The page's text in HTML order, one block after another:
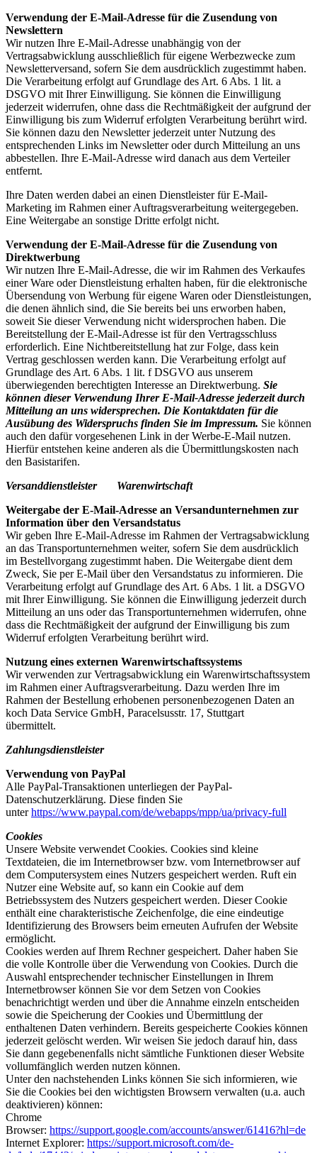
Verwendung der E-Mail-Adresse für die Zusendung von
Newslettern
Wir nutzen Ihre E-Mail-Adresse unabhängig von der
Vertragsabwicklung ausschließlich für eigene Werbezwecke zum
Newsletterversand, sofern Sie dem ausdrücklich zugestimmt haben.
Die Verarbeitung erfolgt auf Grundlage des Art. 6 Abs. 1 lit. a
DSGVO mit Ihrer Einwilligung. Sie können die Einwilligung
jederzeit widerrufen, ohne dass die Rechtmäßigkeit der aufgrund der
Einwilligung bis zum Widerruf erfolgten Verarbeitung berührt wird.
Sie können dazu den Newsletter jederzeit unter Nutzung des
entsprechenden Links im Newsletter oder durch Mitteilung an uns
abbestellen. Ihre E-Mail-Adresse wird danach aus dem Verteiler
entfernt.
Ihre Daten werden dabei an einen Dienstleister für E-Mail-
Marketing im Rahmen einer Auftragsverarbeitung weitergegeben.
Eine Weitergabe an sonstige Dritte erfolgt nicht.
Verwendung der E-Mail-Adresse für die Zusendung von
Direktwerbung
Wir nutzen Ihre E-Mail-Adresse, die wir im Rahmen des Verkaufes
einer Ware oder Dienstleistung erhalten haben, für die elektronische
Übersendung von Werbung für eigene Waren oder Dienstleistungen,
die denen ähnlich sind, die Sie bereits bei uns erworben haben,
soweit Sie dieser Verwendung nicht widersprochen haben. Die
Bereitstellung der E-Mail-Adresse ist für den Vertragsschluss
erforderlich. Eine Nichtbereitstellung hat zur Folge, dass kein
Vertrag geschlossen werden kann. Die Verarbeitung erfolgt auf
Grundlage des Art. 6 Abs. 1 lit. f DSGVO aus unserem
überwiegenden berechtigten Interesse an Direktwerbung. Sie
können dieser Verwendung Ihrer E-Mail-Adresse jederzeit durch
Mitteilung an uns widersprechen. Die Kontaktdaten für die
Ausübung des Widerspruchs finden Sie im Impressum. Sie können
auch den dafür vorgesehenen Link in der Werbe-E-Mail nutzen.
Hierfür entstehen keine anderen als die Übermittlungskosten nach
den Basistarifen.
Versanddienstleister Warenwirtschaft
Weitergabe der E-Mail-Adresse an Versandunternehmen zur
Information über den Versandstatus
Wir geben Ihre E-Mail-Adresse im Rahmen der Vertragsabwicklung
an das Transportunternehmen weiter, sofern Sie dem ausdrücklich
im Bestellvorgang zugestimmt haben. Die Weitergabe dient dem
Zweck, Sie per E-Mail über den Versandstatus zu informieren. Die
Verarbeitung erfolgt auf Grundlage des Art. 6 Abs. 1 lit. a DSGVO
mit Ihrer Einwilligung. Sie können die Einwilligung jederzeit durch
Mitteilung an uns oder das Transportunternehmen widerrufen, ohne
dass die Rechtmäßigkeit der aufgrund der Einwilligung bis zum
Widerruf erfolgten Verarbeitung berührt wird.
Nutzung eines externen Warenwirtschaftssystems
Wir verwenden zur Vertragsabwicklung ein Warenwirtschaftssystem
im Rahmen einer Auftragsverarbeitung. Dazu werden Ihre im
Rahmen der Bestellung erhobenen personenbezogenen Daten an
koch Data Service GmbH, Paracelsusstr. 17, Stuttgart
übermittelt.
Zahlungsdienstleister
Verwendung von PayPal
Alle PayPal-Transaktionen unterliegen der PayPal-
Datenschutzerklärung. Diese finden Sie
unterhttps://www.paypal.com/de/webapps/mpp/ua/privacy-full
Cookies
Unsere Website verwendet Cookies. Cookies sind kleine
Textdateien, die im Internetbrowser bzw. vom Internetbrowser auf
dem Computersystem eines Nutzers gespeichert werden. Ruft ein
Nutzer eine Website auf, so kann ein Cookie auf dem
Betriebssystem des Nutzers gespeichert werden. Dieser Cookie
enthält eine charakteristische Zeichenfolge, die eine eindeutige
Identifizierung des Browsers beim erneuten Aufrufen der Website
ermöglicht.
Cookies werden auf Ihrem Rechner gespeichert. Daher haben Sie
die volle Kontrolle über die Verwendung von Cookies. Durch die
Auswahl entsprechender technischer Einstellungen in Ihrem
Internetbrowser können Sie vor dem Setzen von Cookies
benachrichtigt werden und über die Annahme einzeln entscheiden
sowie die Speicherung der Cookies und Übermittlung der
enthaltenen Daten verhindern. Bereits gespeicherte Cookies können
jederzeit gelöscht werden. Wir weisen Sie jedoch darauf hin, dass
Sie dann gegebenenfalls nicht sämtliche Funktionen dieser Website
vollumfänglich werden nutzen können.
Unter den nachstehenden Links können Sie sich informieren, wie
Sie die Cookies bei den wichtigsten Browsern verwalten (u.a. auch
deaktivieren) können:
Chrome
Browser: https://support.google.com/accounts/answer/61416?hl=de
Internet Explorer: https://support.microsoft.com/de-